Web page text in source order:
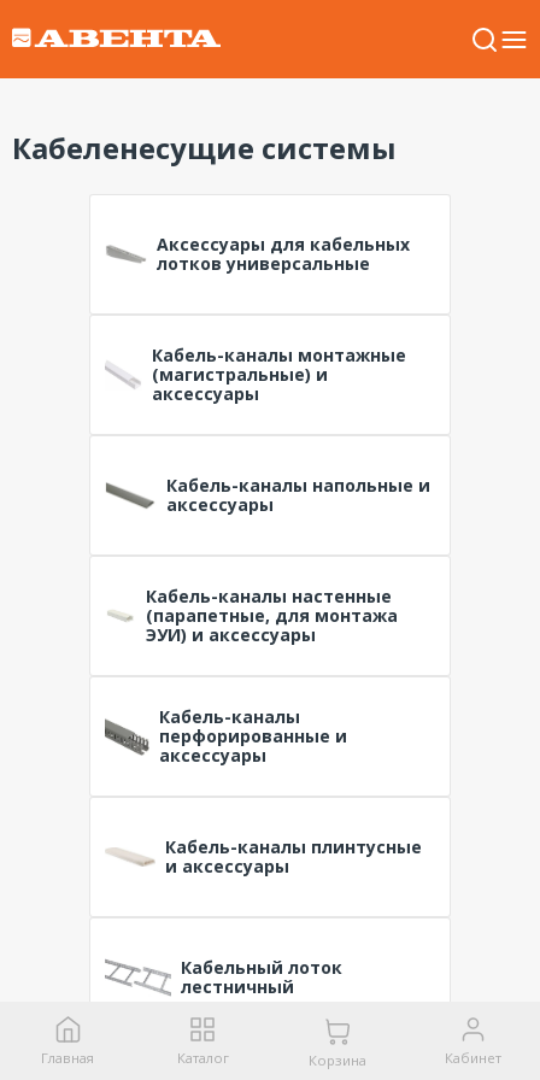
Кабеленесущие системы
Аксессуары для кабельных
лотков универсальные
Кабель-каналы монтажные
(магистральные) и
аксессуары
Кабель-каналы напольные и
аксессуары
Кабель-каналы настенные
(парапетные, для монтажа
ЭУИ) и аксессуары
Кабель-каналы
перфорированные и
аксессуары
Кабель-каналы плинтусные
и аксессуары
Кабельный лоток
лестничный
Главная Каталог Корзина Кабинет